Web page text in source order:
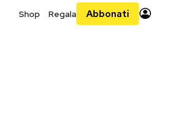
Shop Regala Abbonati